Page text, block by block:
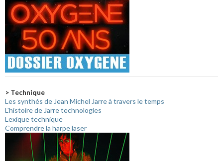
> Technique
Les synthés de Jean Michel Jarre à travers le temps
L'histoire de Jarre technologies
Lexique technique
Comprendre la harpe laser